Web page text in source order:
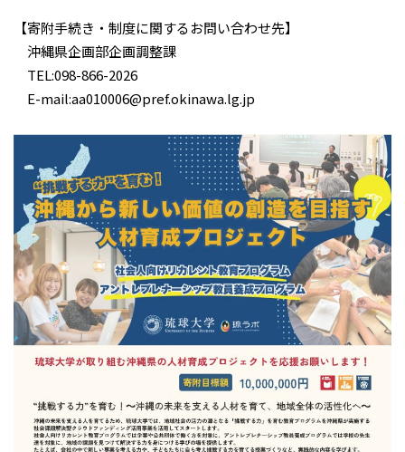
【寄附手続き・制度に関するお問い合わせ先】
沖縄県企画部企画調整課
TEL:098-866-2026
E-mail:aa010006@pref.okinawa.lg.jp